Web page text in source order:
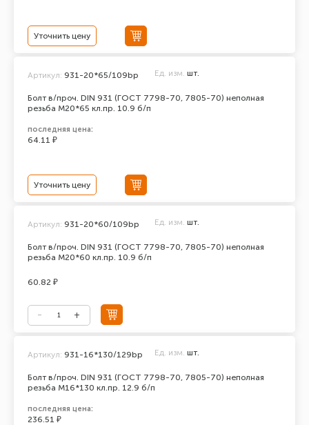
Уточнить цену
Болт в/проч. DIN 931 (ГОСТ 7798-70, 7805-70) неполная
резьба М20*65 кл.пр. 10.9 б/п
Артикул: 931-20*65/109bp Ед. изм. шт.
последняя цена:
64.11 ₽
Уточнить цену
Болт в/проч. DIN 931 (ГОСТ 7798-70, 7805-70) неполная
резьба М20*60 кл.пр. 10.9 б/п
Артикул: 931-20*60/109bp Ед. изм. шт.
60.82 ₽
Болт в/проч. DIN 931 (ГОСТ 7798-70, 7805-70) неполная
резьба М16*130 кл.пр. 12.9 б/п
Артикул: 931-16*130/129bp Ед. изм. шт.
последняя цена:
236.51 ₽